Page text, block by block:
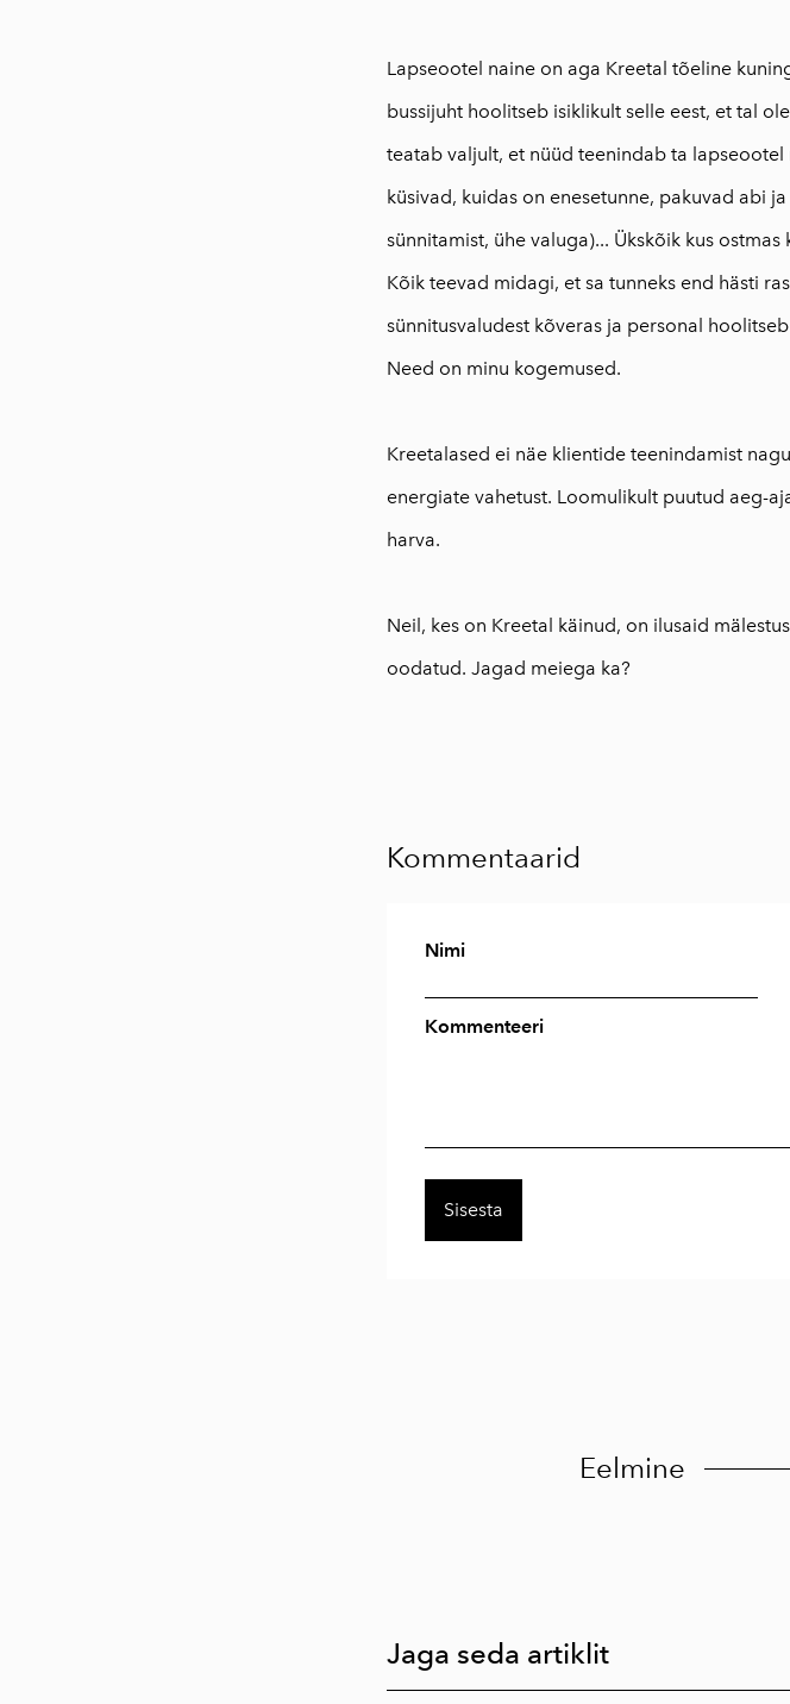
Lapseootel naine on aga Kreetal tõeline
bussijuht hoolitseb isiklikult selle eest, et tal
teatab valjult, et nüüd teenindab ta
küsivad, kuidas on enesetunne, pakuvad abi
sünnitamist, ühe valuga)... Ükskõik kus
Kõik teevad midagi, et sa tunneks end hästi
sünnitusvaludest kõveras ja personal
Need on minu kogemused.
Kreetalased ei näe klientide teenindamist
energiate vahetust. Loomulikult puutud aeg-
harva.
Neil, kes on Kreetal käinud, on ilusaid
oodatud. Jagad meiega ka?
Kommentaarid
Nimi
Kommenteeri
Eelmine
Jaga seda artiklit